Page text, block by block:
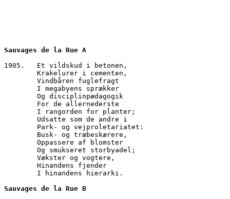
Sauvages de la Rue A
1905.	Et vildskud i betonen,
        Krakelurer i cementen,
        Vindbåren fuglefragt
        I megabyens sprækker
        Og disciplinpædagogik
        For de allernederste
        I rangorden for planter;
        Udsatte som de andre i
        Park- og vejproletariatet:
        Busk- og træbeskærere,
        Oppassere af blomster
        Og smukseret storbyadel;
        Vækster og vogtere,
        Hinandens fjender
        I hinandens hierarki.
Sauvages de la Rue B